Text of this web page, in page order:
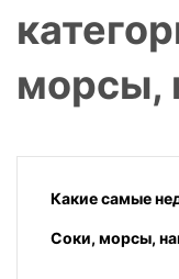
морсы,
Какие самые
Соки, морсы,